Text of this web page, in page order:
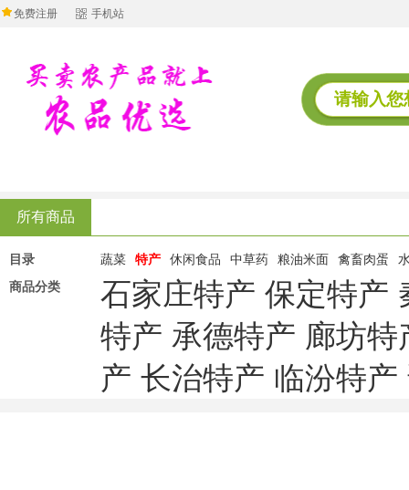
免费注册 手机站
所有商品
目录 蔬菜 特产 休闲食品 中草药 粮油米面 禽畜肉蛋
商品分类
石家庄特产 保定特产
特产 承德特产 廊坊特
产 长治特产 临汾特产